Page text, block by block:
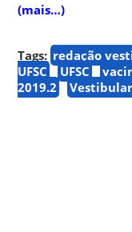
(mais…)
Tags: redação
UFSC
UFSC
2019.2
Vestibular